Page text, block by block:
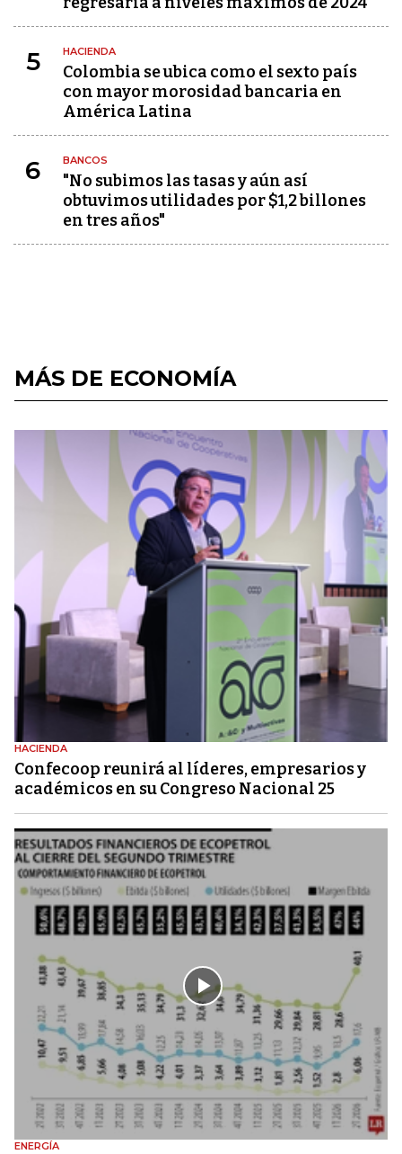
5 HACIENDA
Colombia se ubica como el sexto país
con mayor morosidad bancaria en
América Latina
6 BANCOS
"No subimos las tasas y aún así
obtuvimos utilidades por $1,2 billones
en tres años"
MÁS DE ECONOMÍA
HACIENDA
Confecoop reunirá al líderes, empresarios y
académicos en su Congreso Nacional 25
ENERGÍA